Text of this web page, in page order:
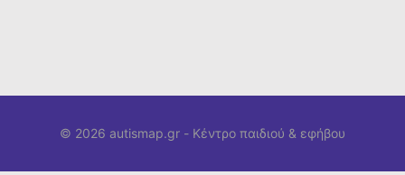
© 2026 autismap.gr - Κέντρο παιδιού & εφήβου